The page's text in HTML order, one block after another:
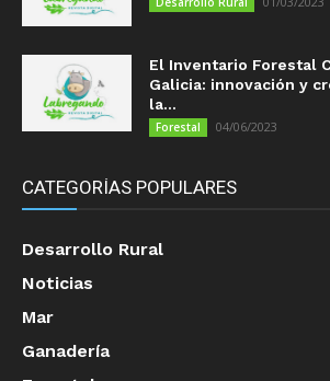
El Inventario Forestal
Galicia: innovación y
la...
Forestal 04/06/2023
CATEGORÍAS POPULARES
Desarrollo Rural
Noticias
Mar
Ganadería